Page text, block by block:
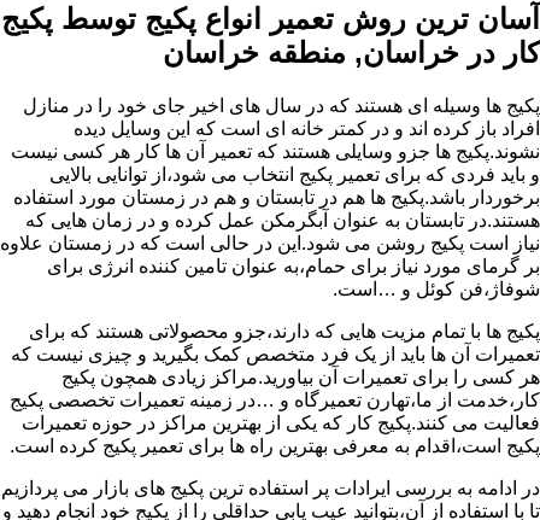
آسان ترین روش تعمیر انواع پکیج توسط پکیج
کار در خراسان, منطقه خراسان
پکیج ها وسیله ای هستند که در سال های اخیر جای خود را در منازل
افراد باز کرده اند و در کمتر خانه ای است که این وسایل دیده
نشوند.پکیج ها جزو وسایلی هستند که تعمیر آن ها کار هر کسی نیست
و باید فردی که برای تعمیر پکیج انتخاب می شود،از توانایی بالایی
برخوردار باشد.پکیج ها هم در تابستان و هم در زمستان مورد استفاده
هستند.در تابستان به عنوان آبگرمکن عمل کرده و در زمان هایی که
نیاز است پکیج روشن می شود.این در حالی است که در زمستان علاوه
بر گرمای مورد نیاز برای حمام،به عنوان تامین کننده انرژی برای
شوفاژ،فن کوئل و …است.
پکیج ها با تمام مزیت هایی که دارند،جزو محصولاتی هستند که برای
تعمیرات آن ها باید از یک فرد متخصص کمک بگیرید و چیزی نیست که
هر کسی را برای تعمیرات آن بیاورید.مراکز زیادی همچون پکیج
کار،خدمت از ما،تهارن تعمیرگاه و …در زمینه تعمیرات تخصصی پکیج
فعالیت می کنند.پکیج کار که یکی از بهترین مراکز در حوزه تعمیرات
پکیج است،اقدام به معرفی بهترین راه ها برای تعمیر پکیج کرده است.
در ادامه به بررسی ایرادات پر استفاده ترین پکیج های بازار می پردازیم
تا با استفاده از آن،بتوانید عیب یابی حداقلی را از پکیج خود انجام دهید و